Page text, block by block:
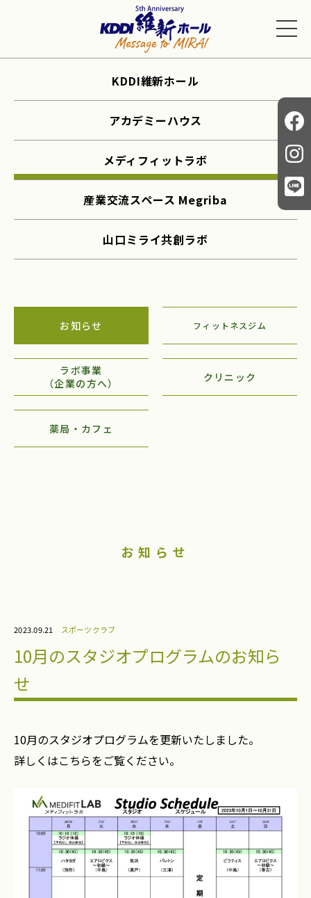
KDDI維新ホール
アカデミーハウス
メディフィットラボ
産業交流スペース Megriba
山口ミライ共創ラボ
お知らせ フィットネスジム
ラボ事業
（企業の方へ）
クリニック
薬局・カフェ
お知らせ
2023.09.21 スポーツクラブ
10月のスタジオプログラムのお知ら
せ
10月のスタジオプログラムを更新いたしました。
詳しくはこちらをご覧ください。